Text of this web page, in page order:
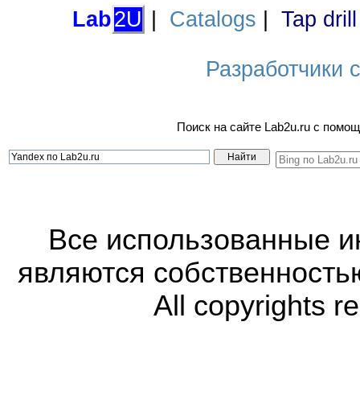
Lab2U Catalogs Tap
Разработчики
Поиск на сайте Lab2u.ru с
Все использованные
являются
All copyrights